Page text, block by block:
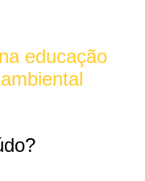
educação